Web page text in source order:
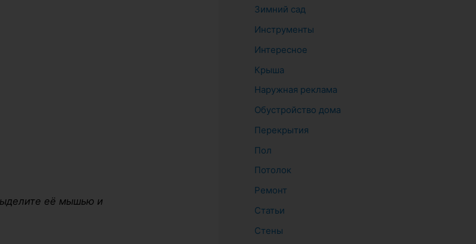
её мышью и
Зимний сад
Инструменты
Интересное
Крыша
Наружная реклама
Обустройство дома
Перекрытия
Пол
Потолок
Ремонт
Статьи
Стены